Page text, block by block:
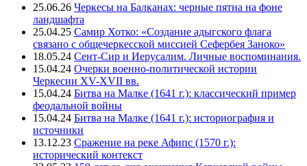
25.06.26 Черкесы на Балканах: черные пятна на фоне
ландшафта
25.04.25 Самир Хотко: «Создание адыгского флага
связано с общечеркесской миссией Сефербея Заноко»
18.05.24 Сент-Сир и Иерусалим. Личные воспоминания.
15.04.24 Очерки военно-политической истории
Черкесии XV-XVII вв.
15.04.24 Битва на Малке (1641 г.): классический пример
феодальной войны
15.04.24 Битва на Малке (1641 г.): историография и
источники
13.12.23 Сражение на реке Афипс (1570 г.):
исторический контекст